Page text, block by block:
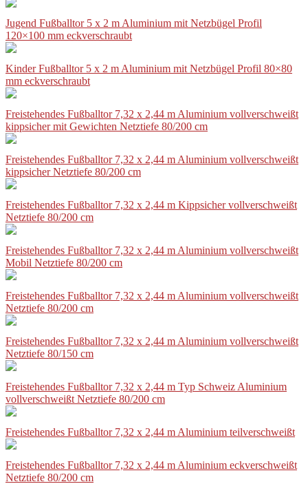
Jugend Fußballtor 5 x 2 m Aluminium mit Netzbügel Profil
120×100 mm eckverschraubt
Kinder Fußballtor 5 x 2 m Aluminium mit Netzbügel Profil 80×80
mm eckverschraubt
Freistehendes Fußballtor 7,32 x 2,44 m Aluminium vollverschweißt
kippsicher mit Gewichten Netztiefe 80/200 cm
Freistehendes Fußballtor 7,32 x 2,44 m Aluminium vollverschweißt
kippsicher Netztiefe 80/200 cm
Freistehendes Fußballtor 7,32 x 2,44 m Kippsicher vollverschweißt
Netztiefe 80/200 cm
Freistehendes Fußballtor 7,32 x 2,44 m Aluminium vollverschweißt
Mobil Netztiefe 80/200 cm
Freistehendes Fußballtor 7,32 x 2,44 m Aluminium vollverschweißt
Netztiefe 80/200 cm
Freistehendes Fußballtor 7,32 x 2,44 m Aluminium vollverschweißt
Netztiefe 80/150 cm
Freistehendes Fußballtor 7,32 x 2,44 m Typ Schweiz Aluminium
vollverschweißt Netztiefe 80/200 cm
Freistehendes Fußballtor 7,32 x 2,44 m Aluminium teilverschweißt
Freistehendes Fußballtor 7,32 x 2,44 m Aluminium eckverschweißt
Netztiefe 80/200 cm